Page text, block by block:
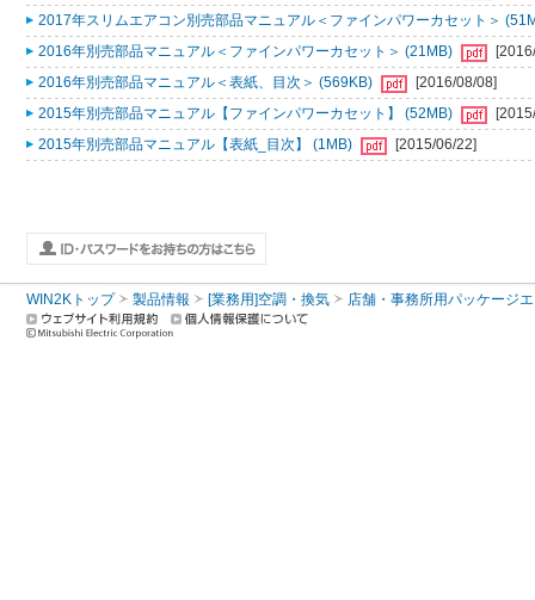
2017年スリムエアコン別売部品マニュアル＜ファインパワーカセット＞
2016年別売部品マニュアル＜ファインパワーカセット＞ (21MB)
2016年別売部品マニュアル＜表紙、目次＞ (569KB)
[2016/08/08]
2015年別売部品マニュアル【ファインパワーカセット】 (52MB)
2015年別売部品マニュアル【表紙_目次】 (1MB)
[2015/06/22]
WIN2Kトップ 製品情報 [業務用]空調・換気 店舗・事務所用パッケージ